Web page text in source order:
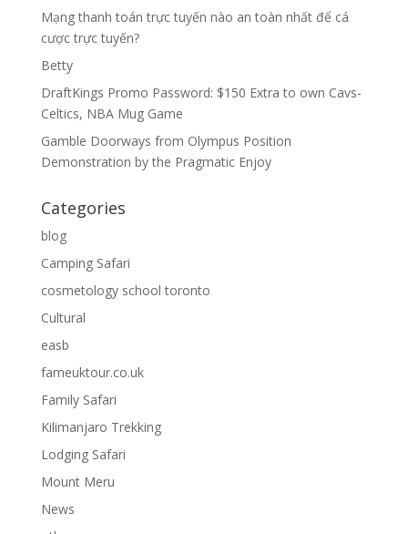
Mạng thanh toán trực tuyến nào an toàn nhất để cá
cược trực tuyến?
Betty
DraftKings Promo Password: $150 Extra to own Cavs-
Celtics, NBA Mug Game
Gamble Doorways from Olympus Position
Demonstration by the Pragmatic Enjoy
Categories
blog
Camping Safari
cosmetology school toronto
Cultural
easb
fameuktour.co.uk
Family Safari
Kilimanjaro Trekking
Lodging Safari
Mount Meru
News